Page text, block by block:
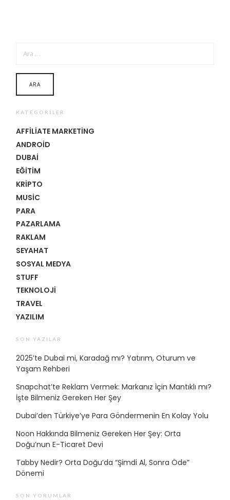
KATEGORILER
AFFILIATE MARKETING
ANDROID
DUBAI
EĞITIM
KRIPTO
MUSIC
PARA
PAZARLAMA
RAKLAM
SEYAHAT
SOSYAL MEDYA
STUFF
TEKNOLOJI
TRAVEL
YAZILIM
SON YAZILAR
2025’te Dubai mi, Karadağ mı? Yatırım, Oturum ve
Yaşam Rehberi
Snapchat’te Reklam Vermek: Markanız İçin Mantıklı mı?
İşte Bilmeniz Gereken Her Şey
Dubai’den Türkiye’ye Para Göndermenin En Kolay Yolu
Noon Hakkında Bilmeniz Gereken Her Şey: Orta
Doğu’nun E-Ticaret Devi
Tabby Nedir? Orta Doğu’da “Şimdi Al, Sonra Öde”
Dönemi
SON YORUMLAR